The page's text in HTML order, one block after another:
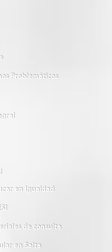
Problemáticos
en Igualdad
de consulta
en Salta